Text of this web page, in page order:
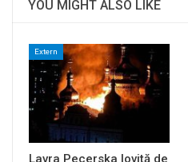
YOU MIGHT ALSO LIKE
Extern
Lavra Pecerska lovită de